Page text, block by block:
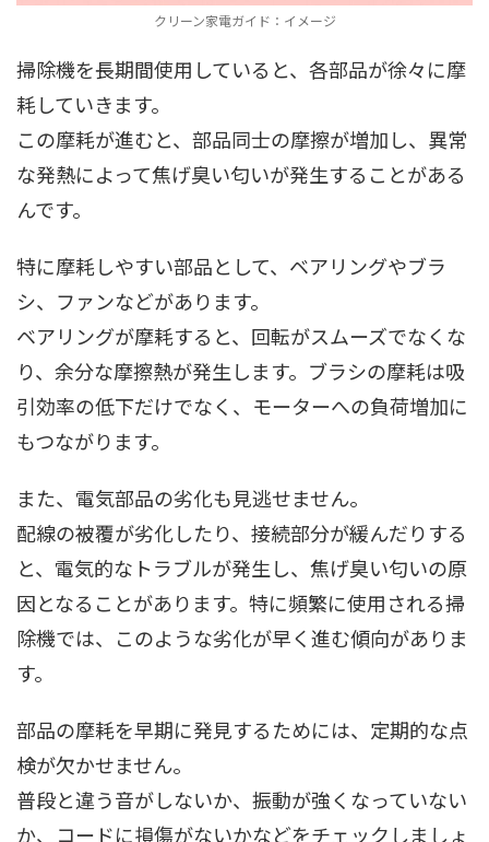
クリーン家電ガイド：イメージ
掃除機を長期間使用していると、各部品が徐々に摩
耗していきます。
この摩耗が進むと、部品同士の摩擦が増加し、異常
な発熱によって焦げ臭い匂いが発生することがある
んです。
特に摩耗しやすい部品として、ベアリングやブラ
シ、ファンなどがあります。
ベアリングが摩耗すると、回転がスムーズでなくな
り、余分な摩擦熱が発生します。ブラシの摩耗は吸
引効率の低下だけでなく、モーターへの負荷増加に
もつながります。
また、電気部品の劣化も見逃せません。
配線の被覆が劣化したり、接続部分が緩んだりする
と、電気的なトラブルが発生し、焦げ臭い匂いの原
因となることがあります。特に頻繁に使用される掃
除機では、このような劣化が早く進む傾向がありま
す。
部品の摩耗を早期に発見するためには、定期的な点
検が欠かせません。
普段と違う音がしないか、振動が強くなっていない
か、コードに損傷がないかなどをチェックしましょ